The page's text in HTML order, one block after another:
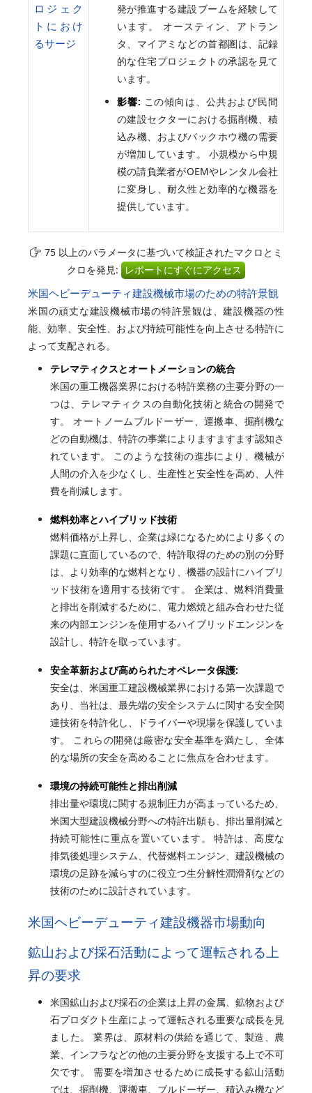
ロジェク
トにおけ
るサージ
発が推進する建設ブームを経験して
います。 オースティン、アトラン
タ、マイアミなどの首都圏は、記録
的な住宅プロジェクトの承認を見て
います。
影響: この傾向は、公共および民間
の建設セクターにおける掘削機、積
込み機、およびバックホウ機の需要
が増加しています。 小規模から中規
模の請負業者がOEMやレンタル会社
に変身し、耐久性と効率的な機器を
提供しています。
75 以上のパラメータに基づいて検証されたマクロとミ
クロを発見: レポートにすぐにアクセス
米国ヘビーデューティ建設機械市場のための特許景観
米国の頑丈な建設機械市場の特許景観は、建設機器の性
能、効率、安全性、および持続可能性を向上させる特許に
よって支配される。
テレマティクスとオートメーションの統合
米国の重工機器業界における特許業務の主要分野の一
つは、テレマティクスの自動化技術と統合の開発で
す。 オートノームブルドーザー、運搬車、掘削機な
どの自動機は、特許の事業によりますますます認知さ
れています。 このような技術の進歩により、機械が
人間の介入を少なくし、生産性と安全性を高め、人件
費を削減します。
燃料効率とハイブリッド技術
燃料価格が上昇し、企業は緑になるためにより多くの
課題に直面しているので、特許取得のための別の分野
は、より効率的な燃料となり、機器の設計にハイブリ
ッド技術を適用する技術です。 企業は、燃料消費量
と排出を削減するために、電力燃焼と組み合わせた従
来の内部エンジンを使用するハイブリッドエンジンを
設計し、特許を取っています。
安全革新および高められたオペレータ保護:
安全は、米国重工建設機械業界における第一次課題で
あり、当社は、最先端の安全システムに関する安全関
連技術を特許化し、ドライバーや現場を保護していま
す。 これらの開発は厳密な安全基準を満たし、全体
的な場所の安全を高めることに焦点を合わせます。
環境の持続可能性と排出削減
排出量や環境に関する規制圧力が高まっているため、
米国大型建設機械分野への特許出願も、排出量削減と
持続可能性に重点を置いています。 特許は、高度な
排気後処理システム、代替燃料エンジン、建設機械の
環境の足跡を減らすのに役立つ生分解性潤滑剤などの
技術のために設計されています。
米国ヘビーデューティ建設機器市場動向
鉱山および採石活動によって運転される上
昇の要求
米国鉱山および採石の企業は上昇の金属、鉱物および
石プロダクト生産によって運転される重要な成長を見
ました。 業界は、原材料の供給を通じて、製造、農
業、インフラなどの他の主要分野を支援する上で不可
欠です。 需要を増加させるために成長する鉱山活動
では、掘削機、運搬車、ブルドーザー、積込み機など